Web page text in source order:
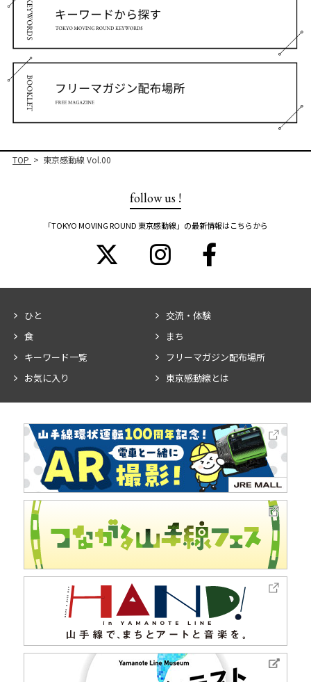
TOP 東京感動線 Vol.00
follow us !
「TOKYO MOVING ROUND 東京感動線」の最新情報はこちらから
ひと
交流・体験
食
まち
キーワード一覧
フリーマガジン配布場所
お気に入り
東京感動線とは